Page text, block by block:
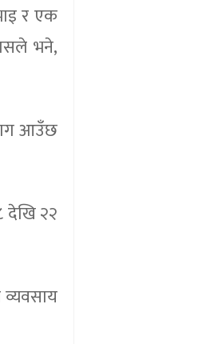
र एक
भने,
आउँछ
देखि २२
व्यवसाय